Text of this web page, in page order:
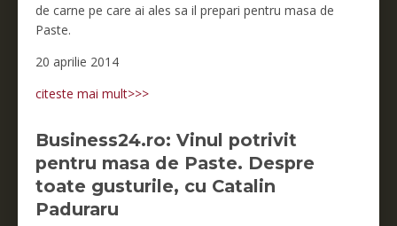
de carne pe care ai ales sa il prepari pentru masa de
Paste.
20 aprilie 2014
citeste mai mult>>>
Business24.ro: Vinul potrivit
pentru masa de Paste. Despre
toate gusturile, cu Catalin
Paduraru